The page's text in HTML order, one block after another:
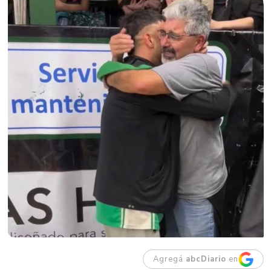
Agregá abcDiario en